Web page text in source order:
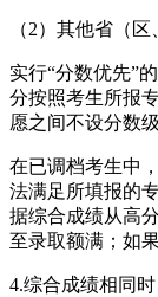
（2）其他省（区
实行“分数优先”
分按照考生所报
愿之间不设分数级
在已调档考生中
法满足所填报的
据综合成绩从高
至录取额满；如
4.综合成绩相同